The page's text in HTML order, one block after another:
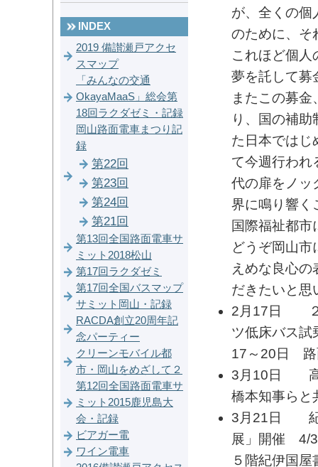
が、全くの個
のために、そ
これほど個人
夢を託して募
またこの募
り、国の補
た日本ではじ
て今週行われ
代の扉をノッ
界に鳴り響く
国際福祉都市
どうぞ岡山
えめな良心
だきたいと思
2月17日 ２
ツ低床バス試
17～20日 路
3月10日 高
橋本知事らと
3月21日 紀
展」開催 4/3
５階紀伊国
INDEX
2019 備讃瀬戸アクセ
スマップ
「みんなの交通
OkayaMaaS」総会第
18回ラクダゼミ・記録
岡山路面電車まつり記
録
第22回
第23回
第24回
第21回
第13回全国路面電車サ
ミット2018松山
第17回ラクダゼミ
第17回全国バスマップ
サミット岡山・記録
RACDA創立20周年記
念パーティー
クリーンモバイル都
市・岡山をめざして２
第12回全国路面電車サ
ミット2015鹿児島大
会・記録
ビアガー電
ワイン電車